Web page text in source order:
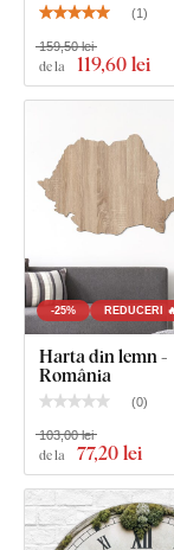
Ce este
Tablou din
Cârlig(e)
tabloului
Instrucțiuni
(1)
de la 119,60 lei
159,50 lei
-25% REDUCERI
Harta din lemn -
România
(0)
de la 77,20 lei
103,00 lei